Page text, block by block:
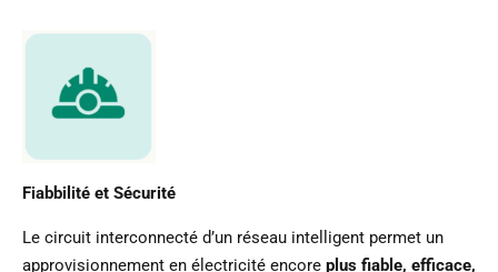
Fiabbilité et Sécurité
Le circuit interconnecté d’un réseau intelligent permet un
approvisionnement en électricité encore plus fiable, efficace,